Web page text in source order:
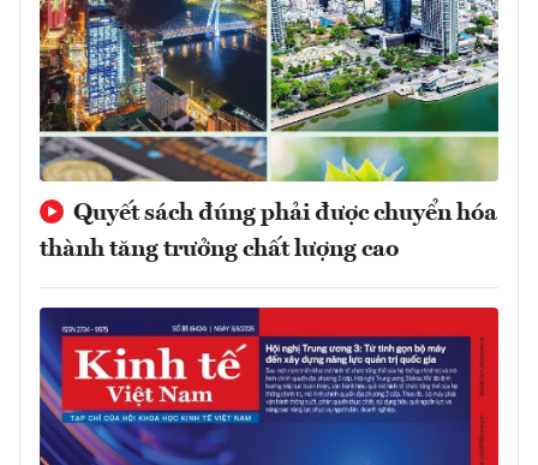
Quyết sách đúng phải được chuyển hóa
thành tăng trưởng chất lượng cao